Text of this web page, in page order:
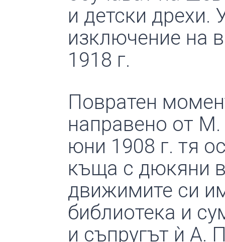
и детски дрехи.
изключение на
1918 г.
Повратен
направено от
юни 1908 г. тя
къща с дюкяни
движимите си
библиотека и
и съпругът ѝ А.